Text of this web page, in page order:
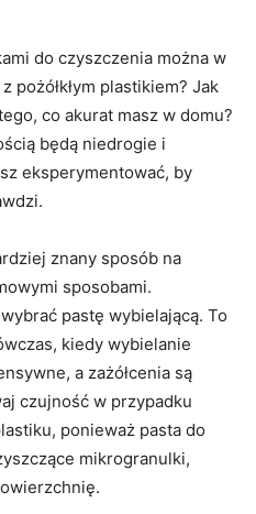
do czyszczenia można w
pożółkłym plastikiem? Jak
co akurat masz w domu?
będą niedrogie i
eksperymentować, by
znany sposób na
sposobami.
pastę wybielającą. To
kiedy wybielanie
a zażółcenia są
czujność w przypadku
ponieważ pasta do
mikrogranulki,